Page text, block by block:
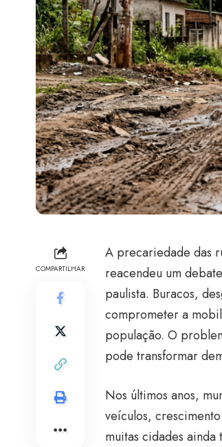
COMPARTILHAR
A precariedade das
reacendeu um
paulista. Buracos,
comprometer a
população. O
pode transformar
Nos últimos anos,
veículos,
muitas cidades